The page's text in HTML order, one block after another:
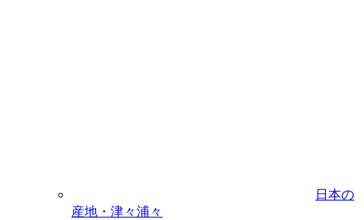
日本の
産地・津々浦々